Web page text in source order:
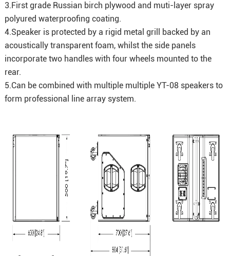
3.First grade Russian birch plywood and muti-layer spray
polyured waterproofing coating.
4.Speaker is protected by a rigid metal grill backed by an
acoustically transparent foam, whilst the side panels
incorporate two handles with four wheels mounted to the
rear.
5.Can be combined with multiple multiple YT-08 speakers to
form professional line array system.